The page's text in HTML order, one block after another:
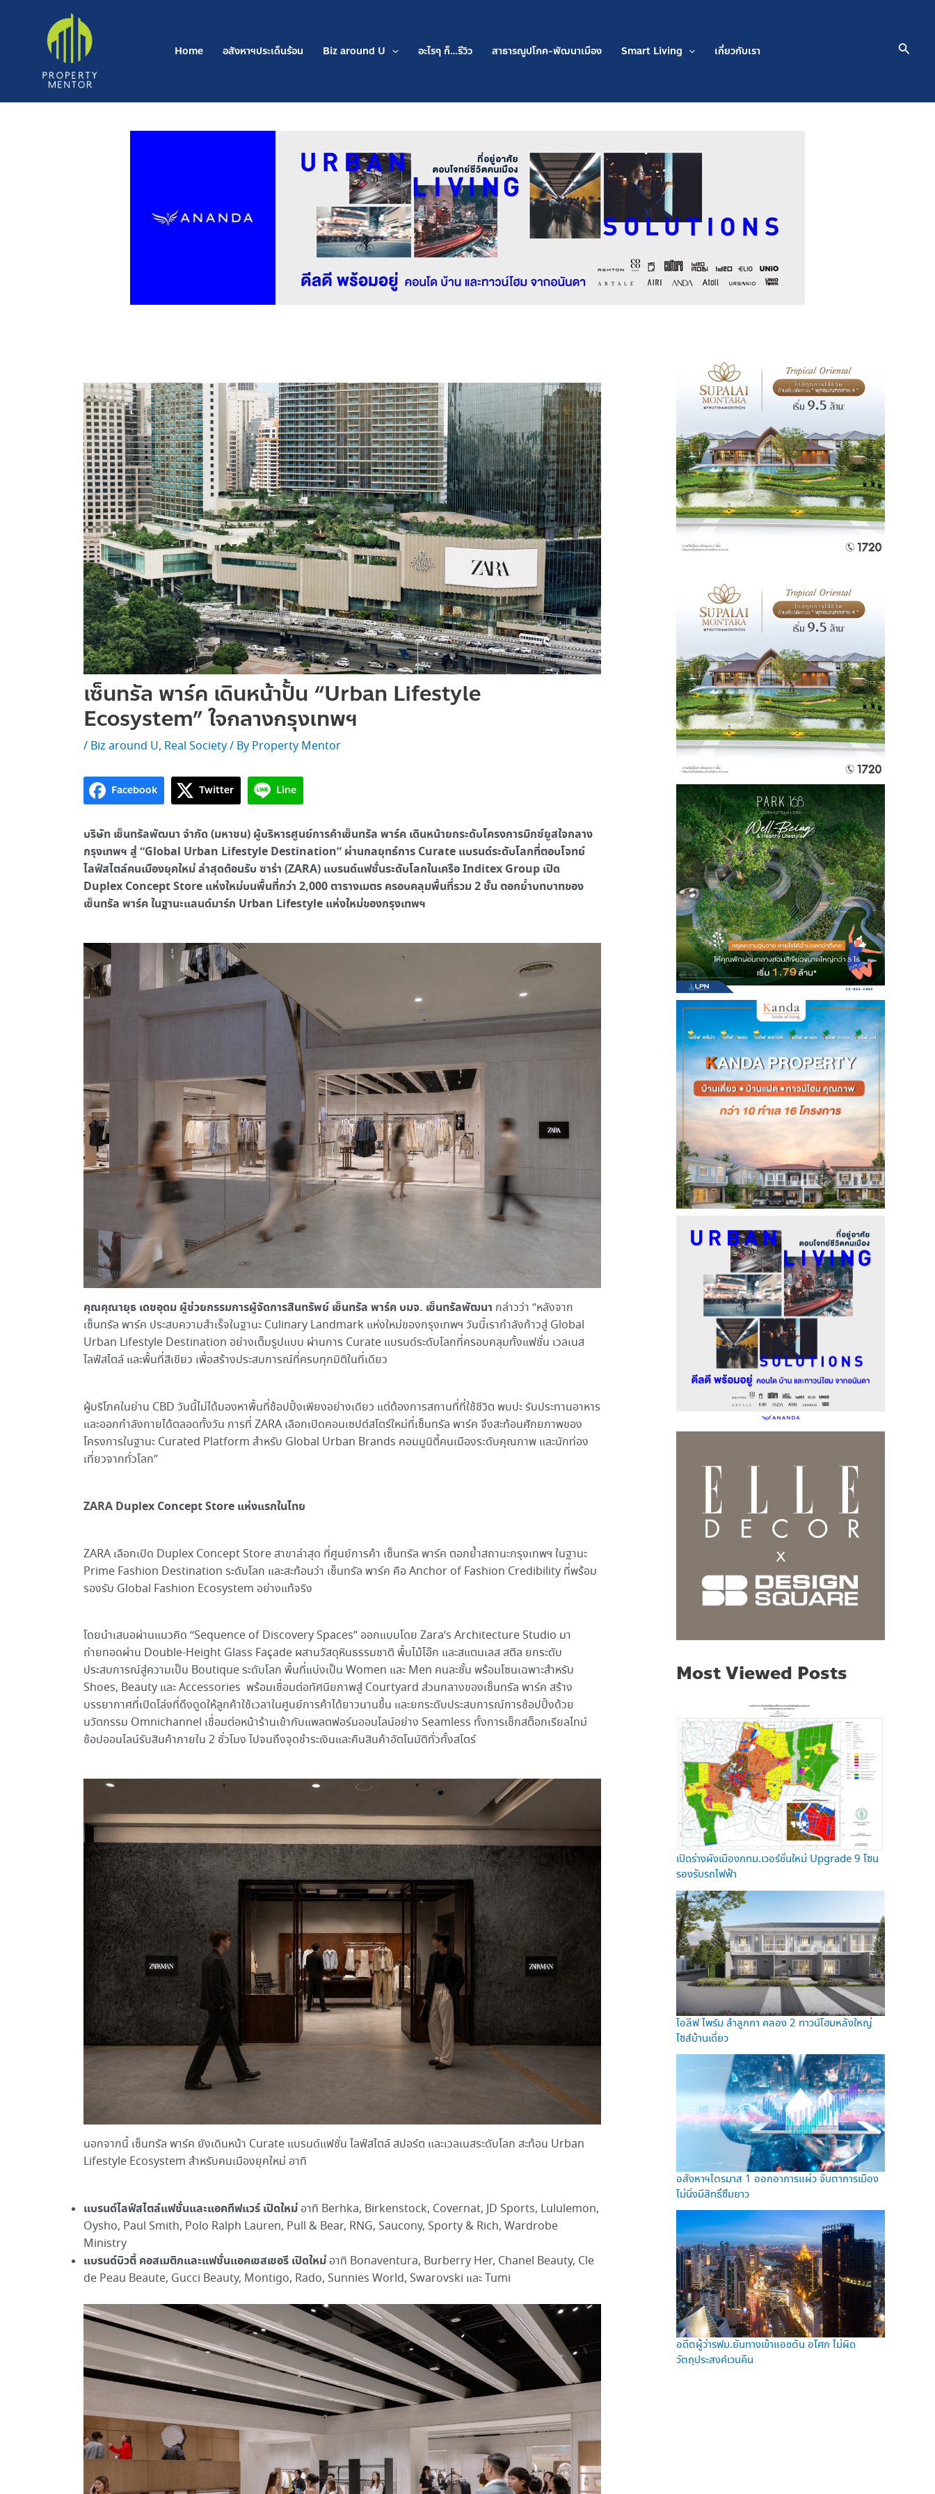
Home อสังหาฯประเด็นร้อน Biz around U อะไรๆ ก็…รีวิว สาธารณูปโภค-พัฒนาเมือง Smart Living เกี่ยวกับเรา
เซ็นทรัล พาร์ค เดินหน้าปั้น “Urban Lifestyle
Ecosystem” ใจกลางกรุงเทพฯ
/ Biz around U, Real Society/ By Property Mentor
Facebook Twitter Line
บริษัท เซ็นทรัลพัฒนา จำกัด (มหาชน) ผู้บริหารศูนย์การค้าเซ็นทรัล พาร์ค เดินหน้ายกระดับโครงการมิกซ์ยูสใจกลาง
กรุงเทพฯ สู่ “Global Urban Lifestyle Destination” ผ่านกลยุทธ์การ Curate แบรนด์ระดับโลกที่ตอบโจทย์
ไลฟ์สไตล์คนเมืองยุคใหม่ ล่าสุดต้อนรับ ซาร่า (ZARA) แบรนด์แฟชั่นระดับโลกในเครือ Inditex Group เปิด
Duplex Concept Store แห่งใหม่บนพื้นที่กว่า 2,000 ตารางเมตร ครอบคลุมพื้นที่รวม 2 ชั้น ตอกย้ำบทบาทของ
เซ็นทรัล พาร์ค ในฐานะแลนด์มาร์ก Urban Lifestyle แห่งใหม่ของกรุงเทพฯ
คุณคุณายุธ เดชอุดม ผู้ช่วยกรรมการผู้จัดการสินทรัพย์ เซ็นทรัล พาร์ค บมจ. เซ็นทรัลพัฒนา กล่าวว่า “หลังจาก
เซ็นทรัล พาร์ค ประสบความสำเร็จในฐานะ Culinary Landmark แห่งใหม่ของกรุงเทพฯ วันนี้เรากำลังก้าวสู่ Global
Urban Lifestyle Destination อย่างเต็มรูปแบบ ผ่านการ Curate แบรนด์ระดับโลกที่ครอบคลุมทั้งแฟชั่น เวลเนส
ไลฟ์สไตล์ และพื้นที่สีเขียว เพื่อสร้างประสบการณ์ที่ครบทุกมิติในที่เดียว
ผู้บริโภคในย่าน CBD วันนี้ไม่ได้มองหาพื้นที่ช้อปปิ้งเพียงอย่างเดียว แต่ต้องการสถานที่ที่ใช้ชีวิต พบปะ รับประทานอาหาร
และออกกำลังกายได้ตลอดทั้งวัน การที่ ZARA เลือกเปิดคอนเซปต์สโตร์ใหม่ที่เซ็นทรัล พาร์ค จึงสะท้อนศักยภาพของ
โครงการในฐานะ Curated Platform สำหรับ Global Urban Brands คอมมูนิตี้คนเมืองระดับคุณภาพ และนักท่อง
เที่ยวจากทั่วโลก”
ZARA Duplex Concept Store แห่งแรกในไทย
ZARA เลือกเปิด Duplex Concept Store สาขาล่าสุด ที่ศูนย์การค้า เซ็นทรัล พาร์ค ตอกย้ำสถานะกรุงเทพฯ ในฐานะ
Prime Fashion Destination ระดับโลก และสะท้อนว่า เซ็นทรัล พาร์ค คือ Anchor of Fashion Credibility ที่พร้อม
รองรับ Global Fashion Ecosystem อย่างแท้จริง
โดยนำเสนอผ่านแนวคิด “Sequence of Discovery Spaces” ออกแบบโดย Zara’s Architecture Studio มา
ถ่ายทอดผ่าน Double-Height Glass Façade ผสานวัสดุหินธรรมชาติ พื้นไม้โอ๊ก และสแตนเลส สตีล ยกระดับ
ประสบการณ์สู่ความเป็น Boutique ระดับโลก พื้นที่แบ่งเป็น Women และ Men คนละชั้น พร้อมโซนเฉพาะสำหรับ
Shoes, Beauty และ Accessories พร้อมเชื่อมต่อทัศนียภาพสู่ Courtyard ส่วนกลางของเซ็นทรัล พาร์ค สร้าง
บรรยากาศที่เปิดโล่งที่ดึงดูดให้ลูกค้าใช้เวลาในศูนย์การค้าได้ยาวนานขึ้น และยกระดับประสบการณ์การช้อปปิ้งด้วย
นวัตกรรม Omnichannel เชื่อมต่อหน้าร้านเข้ากับแพลตฟอร์มออนไลน์อย่าง Seamless ทั้งการเช็กสต็อกเรียลไทม์
ช้อปออนไลน์รับสินค้าภายใน 2 ชั่วโมง ไปจนถึงจุดชำระเงินและคืนสินค้าอัตโนมัติทั่วทั้งสโตร์
นอกจากนี้ เซ็นทรัล พาร์ค ยังเดินหน้า Curate แบรนด์แฟชั่น ไลฟ์สไตล์ สปอร์ต และเวลเนสระดับโลก สะท้อน Urban
Lifestyle Ecosystem สำหรับคนเมืองยุคใหม่ อาทิ
แบรนด์ไลฟ์สไตล์แฟชั่นและแอคทีฟแวร์ เปิดใหม่ อาทิ Berhka, Birkenstock, Covernat, JD Sports, Lululemon,
Oysho, Paul Smith, Polo Ralph Lauren, Pull & Bear, RNG, Saucony, Sporty & Rich, Wardrobe
Ministry
แบรนด์บิวตี้ คอสเมติกและแฟชั่นแอคเซสเซอรี เปิดใหม่ อาทิ Bonaventura, Burberry Her, Chanel Beauty, Cle
de Peau Beaute, Gucci Beauty, Montigo, Rado, Sunnies World, Swarovski และ Tumi
navigation
Most Viewed Posts
เปิดร่างผังเมืองกทม.เวอร์ชั่นใหม่ Upgrade 9 โซน
รองรับรถไฟฟ้า
ไอลีฟ ไพร์ม ลำลูกกา คลอง 2 ทาวน์โฮมหลังใหญ่
ไซส์บ้านเดี่ยว
อสังหาฯไตรมาส 1 ออกอาการแผ่ว จับตาการเมือง
ไม่นิ่งมีสิทธิ์ซึมยาว
อดีตผู้ว่ารฟม.ยันทางเข้าแอชตัน อโศก ไม่ผิด
วัตถุประสงค์เวนคืน